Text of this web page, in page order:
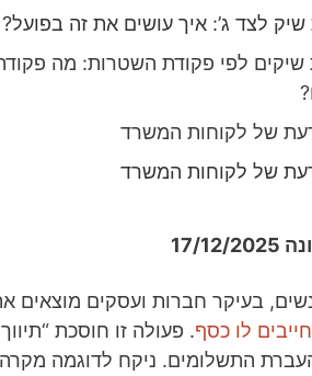
לצד ג’: איך עושים את זה בפועל?
לפי פקודת השטרות: מה
של לקוחות המשרד
של לקוחות המשרד
בעיקר חברות ועסקים מוצאים
לו כסף. פעולה זו חוסכת
התשלומים. ניקח לדוגמה מקרה